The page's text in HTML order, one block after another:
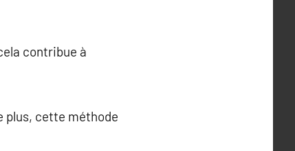
contribue à
plus, cette méthode